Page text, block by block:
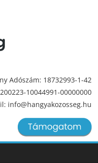
Adószám: 18732993-1-42
10044991-00000000
info@hangyakozosseg.hu